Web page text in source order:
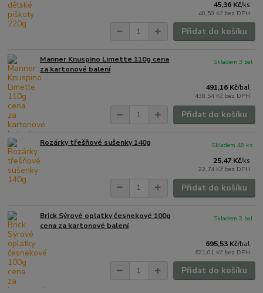
45,36 Kč/ks
40,50 Kč bez DPH
Přidat do košíku
Manner Knuspino Limette 110g cena
za kartonové balení
491,16 Kč/bal
438,54 Kč bez DPH
Skladem 3 bal
Přidat do košíku
Rozárky třešňové sušenky 140g
25,47 Kč/ks
22,74 Kč bez DPH
Skladem 48 ks
Přidat do košíku
Brick Sýrové oplatky česnekové 100g
cena za kartonové balení
695,53 Kč/bal
621,01 Kč bez DPH
Skladem 2 bal
Přidat do košíku